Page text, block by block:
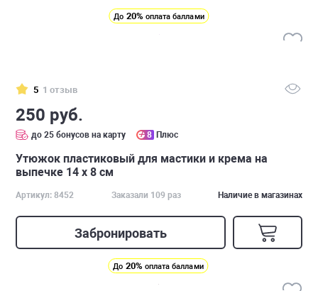
До 20% оплата баллами
5 1 отзыв
250 руб.
до 25 бонусов на карту 8 Плюс
Утюжок пластиковый для мастики и крема на
выпечке 14 x 8 см
Артикул: 8452 Заказали 109 раз Наличие в магазинах
Забронировать
До 20% оплата баллами